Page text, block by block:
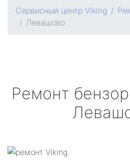
Сервисный центр Viking
Левашово
Ремонт